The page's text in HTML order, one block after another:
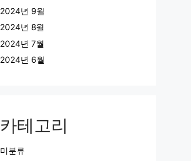
2024년 9월
2024년 8월
2024년 7월
2024년 6월
카테고리
미분류